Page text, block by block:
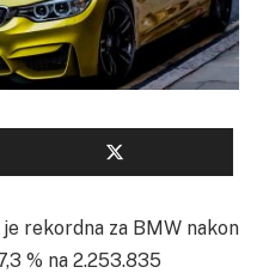
rekordna za BMW nakon
% na 2.253.835